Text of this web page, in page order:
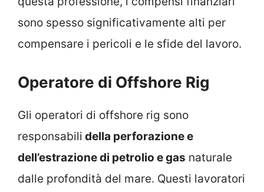
sono spesso significativamente alti per
compensare i pericoli e le sfide del lavoro.
Operatore di Offshore Rig
Gli operatori di offshore rig sono
responsabili della perforazione e
dell’estrazione di petrolio e gas naturale
dalle profondità del mare. Questi lavoratori